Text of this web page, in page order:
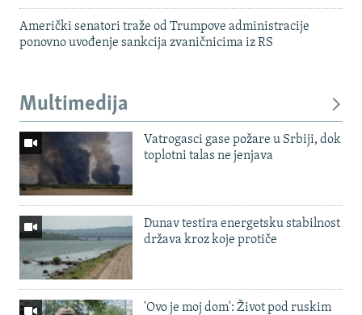
Američki senatori traže od Trumpove administracije
ponovno uvođenje sankcija zvaničnicima iz RS
Multimedija
Vatrogasci gase požare u Srbiji, dok
toplotni talas ne jenjava
Dunav testira energetsku stabilnost
država kroz koje protiče
'Ovo je moj dom': Život pod ruskim